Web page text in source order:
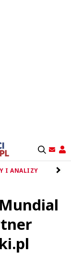
I ANALIZY